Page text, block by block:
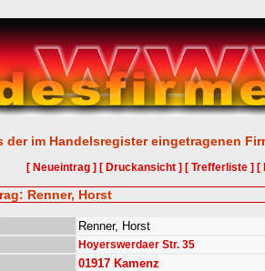
der im Handelsregister eingetragenen
[ Neueintrag ] [ Druckansicht ] [ Trefferliste ] [
Renner, Horst
Renner, Horst
Hoyerswerdaer Str. 35
01917 Kamenz